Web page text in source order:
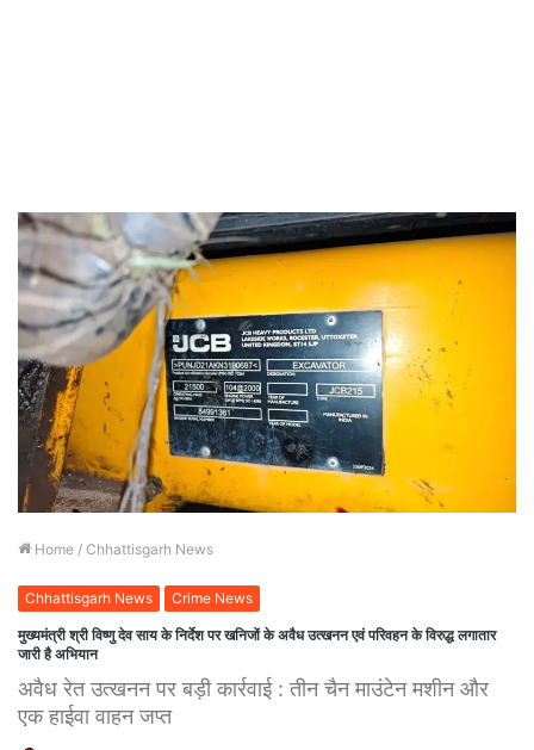
Home / Chhattisgarh News
Chhattisgarh News Crime News
मुख्यमंत्री श्री विष्णु देव साय के निर्देश पर खनिजों के अवैध उत्खनन एवं परिवहन के विरुद्ध लगातार
जारी है अभियान
अवैध रेत उत्खनन पर बड़ी कार्रवाई : तीन चैन माउंटेन मशीन और
एक हाईवा वाहन जप्त